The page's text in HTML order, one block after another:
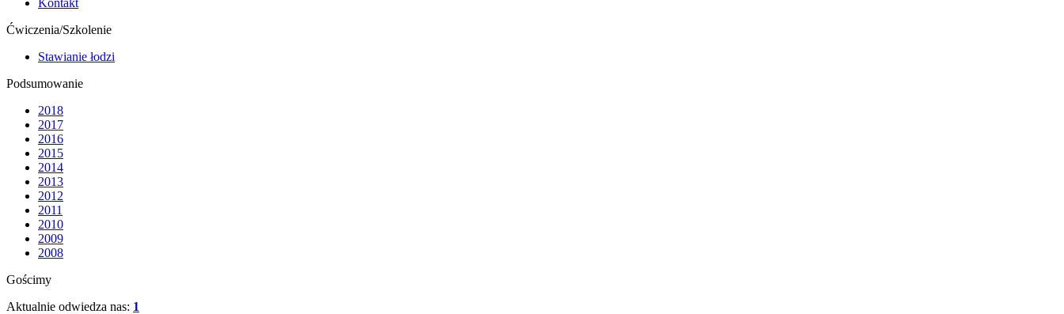
Kontakt
Ćwiczenia/Szkolenie
Stawianie łodzi
Podsumowanie
2018
2017
2016
2015
2014
2013
2012
2011
2010
2009
2008
Gościmy
Aktualnie odwiedza nas: 1